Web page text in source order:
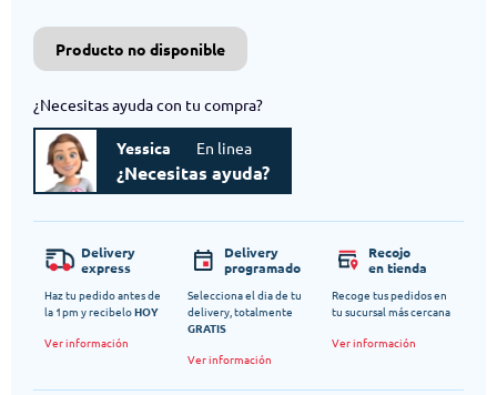
Producto no disponible
¿Necesitas ayuda con tu compra?
Yessica En linea
¿Necesitas ayuda?
Delivery
express
Haz tu pedido antes de
la 1pm y recibeloHOY
Ver información
Delivery
programado
Selecciona el dia de tu
delivery, totalmente
GRATIS
Ver información
Recojo
en tienda
Recoge tus pedidos en
tu sucursal más cercana
Ver información